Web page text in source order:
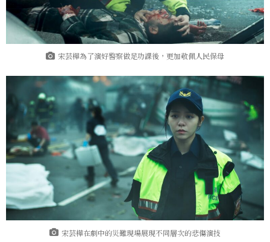
宋芸樺為了演好警察做足功課後，更加敬佩人民保母
宋芸樺在劇中的災難現場展現不同層次的悲傷演技